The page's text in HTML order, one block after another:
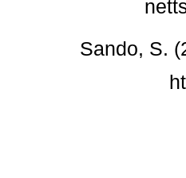
Sando, S.